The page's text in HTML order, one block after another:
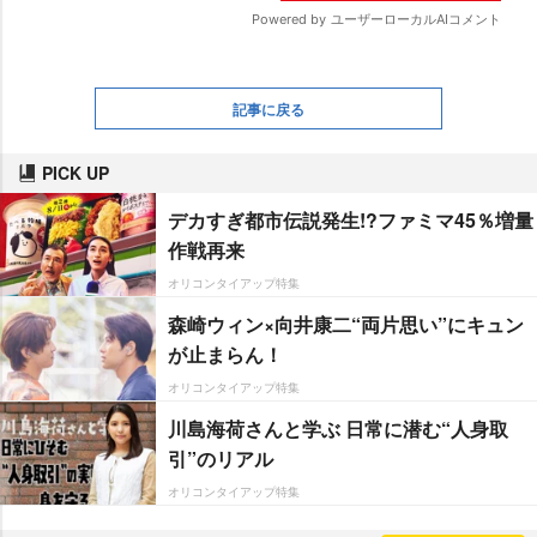
記事に戻る
PICK UP
デカすぎ都市伝説発生!?ファミマ45％増量
作戦再来
オリコンタイアップ特集
森崎ウィン×向井康二“両片思い”にキュン
が止まらん！
オリコンタイアップ特集
川島海荷さんと学ぶ 日常に潜む“人身取
引”のリアル
オリコンタイアップ特集